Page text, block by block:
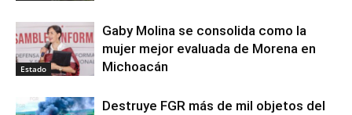
Estado
Gaby Molina se consolida como la
mujer mejor evaluada de Morena en
Michoacán
Destruye FGR más de mil objetos del